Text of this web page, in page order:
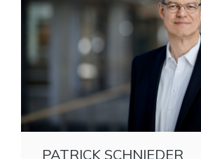
PATRICK SCHNIEDER